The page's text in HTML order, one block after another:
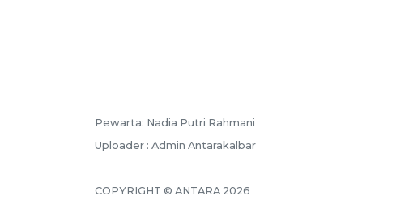
Pewarta: Nadia Putri Rahmani
Uploader : Admin Antarakalbar
COPYRIGHT © ANTARA 2026